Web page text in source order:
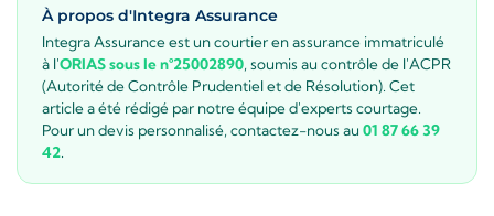
À propos d'Integra Assurance
Integra Assurance est un courtier en assurance immatriculé
à l'ORIAS sous le n°25002890, soumis au contrôle de l'ACPR
(Autorité de Contrôle Prudentiel et de Résolution). Cet
article a été rédigé par notre équipe d'experts courtage.
Pour un devis personnalisé, contactez-nous au 01 87 66 39
42